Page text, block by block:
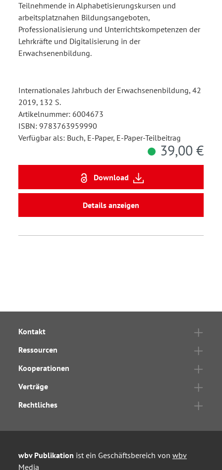
Teilnehmende in Alphabetisierungskursen und
arbeitsplatznahen Bildungsangeboten,
Professionalisierung und Unterrichtskompetenzen der
Lehrkräfte und Digitalisierung in der
Erwachsenenbildung.
Internationales Jahrbuch der Erwachsenenbildung, 42
2019, 132 S.
Artikelnummer: 6004673
ISBN: 9783763959990
Verfügbar als: Buch, E-Paper, E-Paper-Teilbeitrag
39,00 €
Download
Details anzeigen
Kontakt
Ressourcen
Kooperationen
Verträge
Rechtliches
wbv Publikation ist ein Geschäftsbereich von wbv
Media